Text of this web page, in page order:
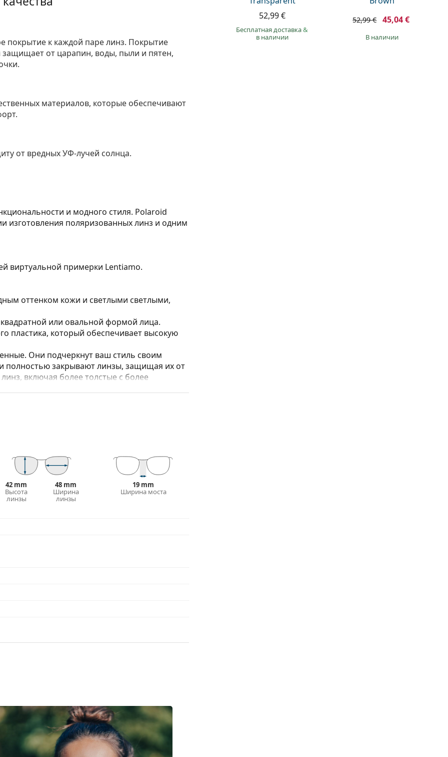
52,99 €
Бесплатная доставка&
в наличии
52,99 € 45,04 €
в наличии
покрытие к каждой паре линз. Покрытие
от царапин, воды, пыли и пятен,
материалов, которые обеспечивают
от вредных УФ-лучей солнца.
и модного стиля. Polaroid
изготовления поляризованных линз и одним
виртуальной примерки Lentiamo.
оттенком кожи и светлыми светлыми,
или овальной формой лица.
пластика, который обеспечивает высокую
Они подчеркнут ваш стиль своим
закрывают линзы, защищая их от
включая более толстые с более
инструкцию.
42 mm
Высота
линзы
48 mm
Ширина
линзы
19 mm
Ширина моста